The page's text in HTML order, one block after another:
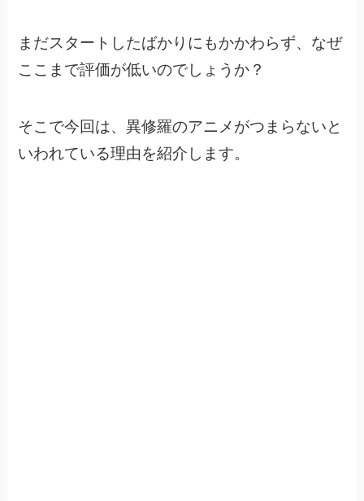
まだスタートしたばかりにもかかわらず、なぜ
ここまで評価が低いのでしょうか？
そこで今回は、異修羅のアニメがつまらないと
いわれている理由を紹介します。